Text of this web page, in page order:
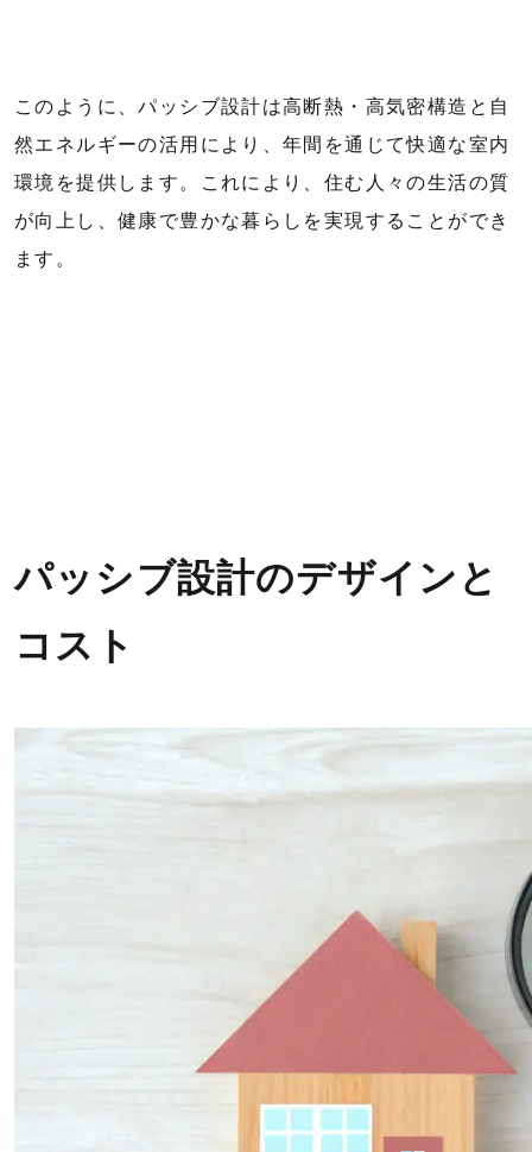
このように、パッシブ設計は高断熱・高気密構造と自
然エネルギーの活用により、年間を通じて快適な室内
環境を提供します。これにより、住む人々の生活の質
が向上し、健康で豊かな暮らしを実現することができ
ます。
パッシブ設計のデザインと
コスト